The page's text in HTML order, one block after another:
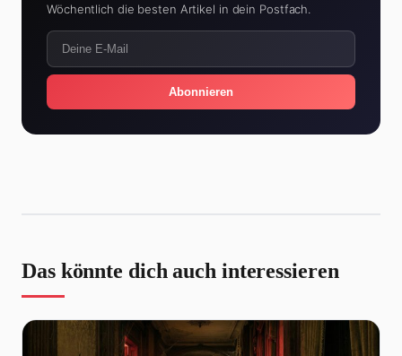
Wöchentlich die besten Artikel in dein Postfach.
Abonnieren
Das könnte dich auch interessieren